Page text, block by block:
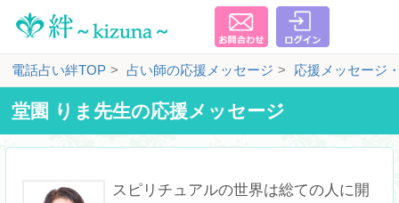
電話占い絆TOP 占い師の応援メッセージ 応援メッセージ
堂園 りま先生の応援メッセージ
スピリチュアルの世界は総ての人に開